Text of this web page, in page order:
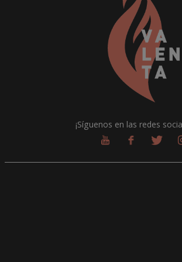
¡Síguenos en las redes